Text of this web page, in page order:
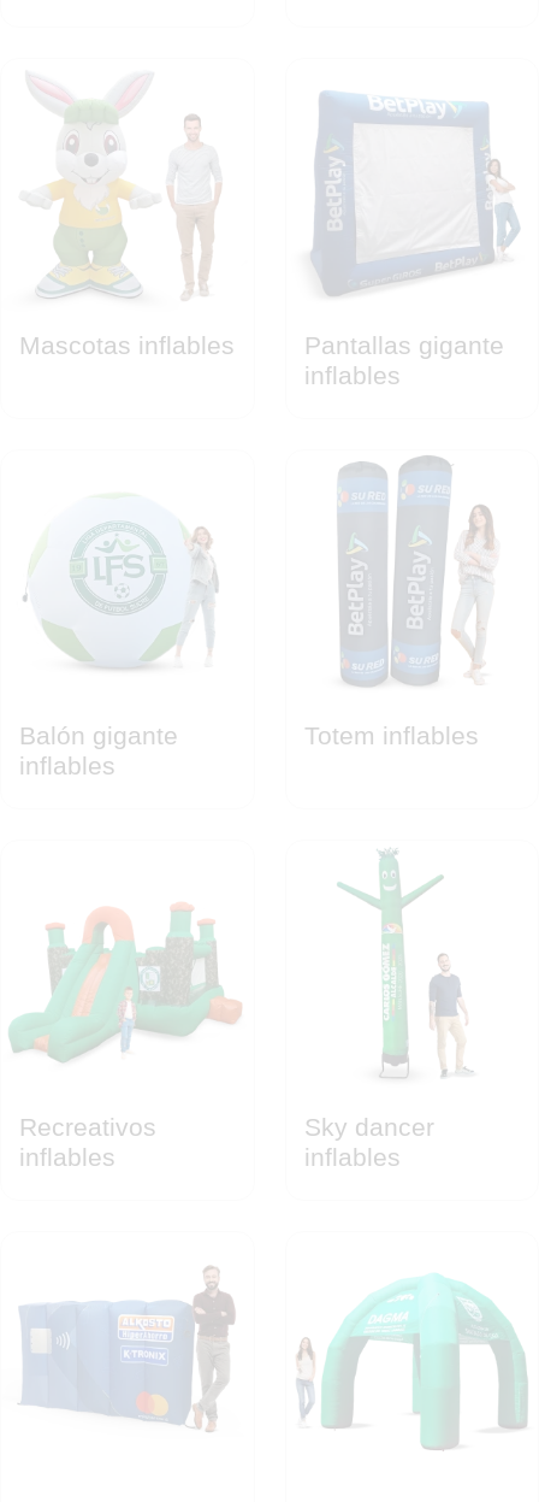
Mascotas inflables
Pantallas gigante
inflables
Balón gigante
inflables
Totem inflables
Recreativos
inflables
Sky dancer
inflables